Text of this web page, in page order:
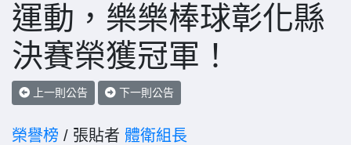
運動，樂樂棒球彰化縣
決賽榮獲冠軍！
上一則公告 下一則公告
榮譽榜 / 張貼者 體衛組長